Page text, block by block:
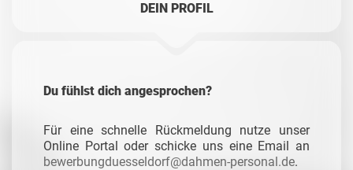
DEIN PROFIL
Du fühlst dich angesprochen?
Für eine schnelle Rückmeldung nutze unser
Online Portal oder schicke uns eine Email an
bewerbungduesseldorf@dahmen-personal.de.